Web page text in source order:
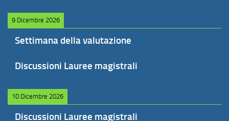
9 Dicembre 2026
Settimana della valutazione
Discussioni Lauree magistrali
10 Dicembre 2026
Discussioni Lauree magistrali